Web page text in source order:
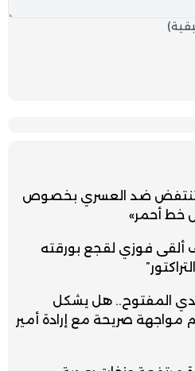
تنتفض ضد العسري بخصوص
خط أحمر»
ألقى فوزي لقجع بورقته
المفتوح.. هل يشكل
مواجهة صريحة مع إرادة أمير